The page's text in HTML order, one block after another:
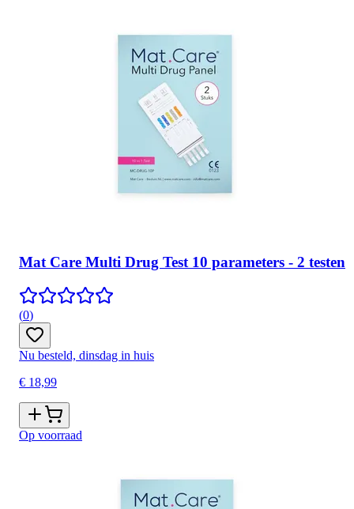
Mat Care Multi Drug Test 10 parameters - 2 testen
(0)
Nu besteld, dinsdag in huis
€ 18,99
Op voorraad